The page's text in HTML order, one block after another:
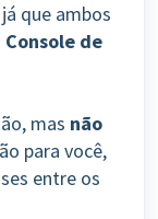
que ambos
Console de
mas não
para você,
entre os